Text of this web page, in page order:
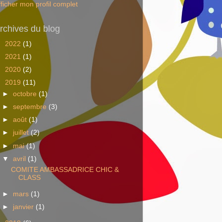
mon profil complet
du blog
2022 (1)
2021 (1)
2020 (2)
2019 (11)
►octobre(1)
►septembre (3)
►août(1)
► juillet (2)
► mai(1)
▼avril (1)
COMITE AMBASSADRICE CHIC &
CLASS
► mars (1)
► janvier (1)